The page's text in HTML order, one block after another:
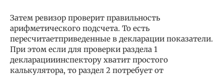
Затем ревизор проверит правильность
арифметического подсчета. То есть
пересчитаетприведенные в декларации показатели.
При этом если для проверки раздела 1
декларацииинспектору хватит простого
калькулятора, то раздел 2 потребует от